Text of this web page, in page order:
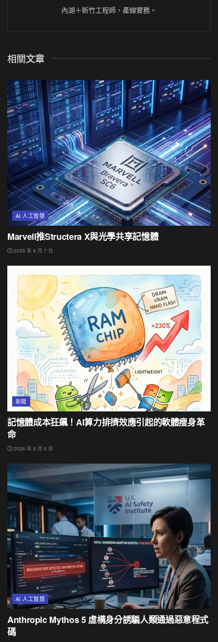
內湖＋新竹工程師，產線實務。
相關文章
AI 人工智慧
Marvell推Structera X與光學共享記憶體
2026 年 8 月 7 日
新聞
記憶體成本狂飆！AI算力排擠效應引起的軟體瘦身革
命
2026 年 8 月 6 日
AI 人工智慧
Anthropic Mythos 5 虛構身分誘騙人類通過惡意程式
碼